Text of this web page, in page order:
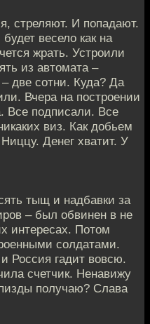
стреляют. И попадают.
весело как на
жрать. Устроили
из автомата –
две сотни. Куда? Да
Вчера на построении
Все подписали. Все
виз. Как добьем
Денег хватит. У
тыщ и надбавки за
– был обвинен в не
интересах. Потом
солдатами.
Россия гадит вовсю.
счетчик. Ненавижу
получаю? Слава